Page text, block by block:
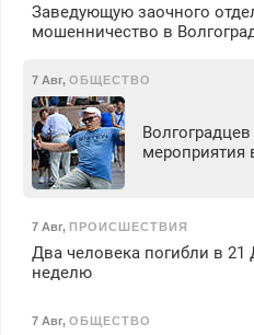
Заведующую заочного
мошенничество в
7 Авг, ОБЩЕСТВО
мероприятия
7 Авг, ПРОИСШЕСТВИЯ
Два человека погибли в 21
неделю
7 Авг, ОБЩЕСТВО